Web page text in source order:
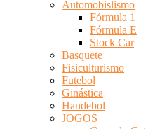
Automobislismo
Fórmula 1
Fórmula E
Stock Car
Basquete
Fisiculturismo
Futebol
Ginástica
Handebol
JOGOS